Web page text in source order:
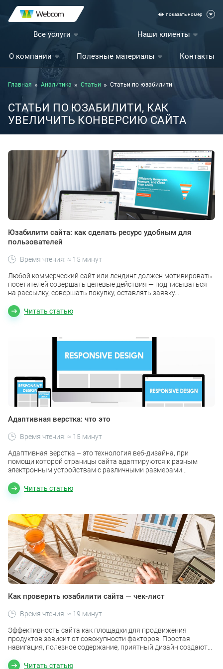
показать номер
Все услуги Наши клиенты
О компании Полезные материалы Контакты
Главная Аналитика Статьи Статьи по юзабилити
СТАТЬИ ПО ЮЗАБИЛИТИ, КАК
УВЕЛИЧИТЬ КОНВЕРСИЮ САЙТА
Юзабилити сайта: как сделать ресурс удобным для
пользователей
Любой коммерческий сайт или лендинг должен мотивировать
посетителей совершать целевые действия — подписываться
на рассылку, совершать покупку, оставлять заявку...
Читать статью
Время чтения: ≈ 15 минут
Адаптивная верстка: что это
Адаптивная верстка – это технология веб-дизайна, при
помощи которой страницы сайта адаптируются к разным
электронным устройствам с различными размерами...
Читать статью
Время чтения: ≈ 15 минут
Как проверить юзабилити сайта — чек-лист
Эффективность сайта как площадки для продвижения
продуктов зависит от совокупности факторов. Простая
навигация, полезное содержание, приятный дизайн создают...
Читать статью
Время чтения: ≈ 19 минут